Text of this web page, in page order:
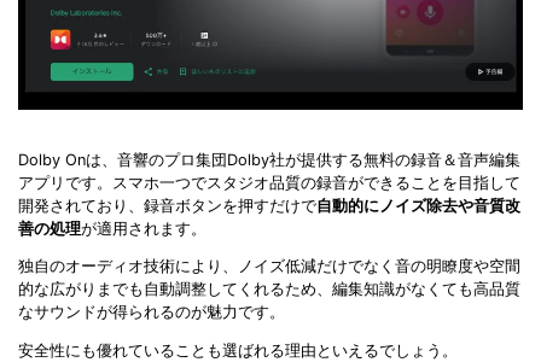
Dolby Onは、音響のプロ集団Dolby社が提供する無料の録音＆音声編集
アプリです。スマホ一つでスタジオ品質の録音ができることを目指して
開発されており、録音ボタンを押すだけで自動的にノイズ除去や音質改
善の処理が適用されます。
独自のオーディオ技術により、ノイズ低減だけでなく音の明瞭度や空間
的な広がりまでも自動調整してくれるため、編集知識がなくても高品質
なサウンドが得られるのが魅力です。
安全性にも優れていることも選ばれる理由といえるでしょう。